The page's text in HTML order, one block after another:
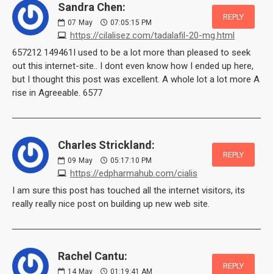
Sandra Chen:
07 May 07:05:15 PM
https://cilalisez.com/tadalafil-20-mg.html
REPLY
657212 149461I used to be a lot more than pleased to seek
out this internet-site.. I dont even know how I ended up here,
but I thought this post was excellent. A whole lot a lot more A
rise in Agreeable. 6577
Charles Strickland:
09 May 05:17:10 PM
https://edpharmahub.com/cialis
REPLY
I am sure this post has touched all the internet visitors, its
really really nice post on building up new web site.
Rachel Cantu:
14 May 01:19:41 AM
REPLY